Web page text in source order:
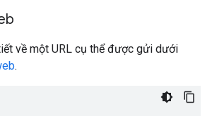
về một URL cụ thể được gửi dưới
.